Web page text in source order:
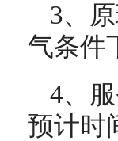
3、
气条件
4、
预计时